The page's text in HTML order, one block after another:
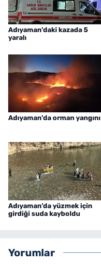
Adıyaman'daki kazada 5
yaralı
Adıyaman'da orman yangını
Adıyaman’da yüzmek için
girdiği suda kayboldu
Yorumlar